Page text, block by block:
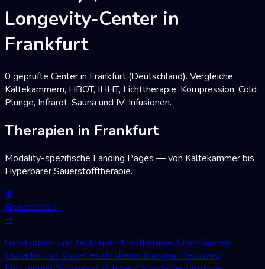
Longevity-Center in
Frankfurt
0 geprüfte Center in Frankfurt (Deutschland). Vergleiche
Kältekammern, HBOT, IHHT, Lichttherapie, Kompression, Cold
Plunge, Infrarot-Sauna und IV-Infusionen.
Therapien in Frankfurt
Modality-spezifische Landing Pages — von Kältekammer bis
Hyperbarer Sauerstofftherapie.
❄
Kryotherapie
→
Ganzkörper- und Teilkörper-Kryotherapie, Cryo-Saunen,
Eisbäder und Kryo-Gesichtsbehandlungen. Recovery,